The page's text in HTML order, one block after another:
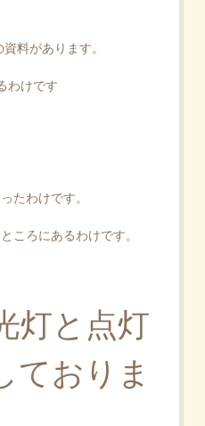
料があります。
わけです
たわけです。
ころにあるわけです。
灯と点灯
ておりま